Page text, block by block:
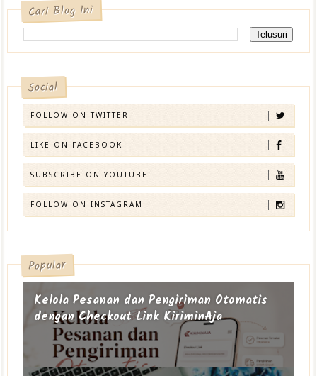
Cari Blog Ini
Social
FOLLOW ON TWITTER
LIKE ON FACEBOOK
SUBSCRIBE ON YOUTUBE
FOLLOW ON INSTAGRAM
Popular
Kelola Pesanan dan Pengiriman Otomatis
dengan Checkout Link KiriminAja